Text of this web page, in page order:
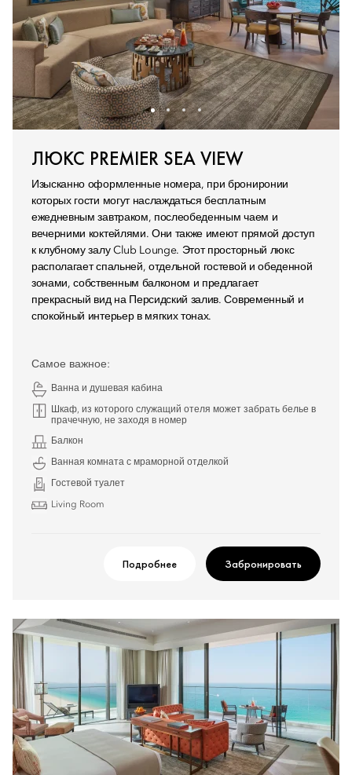
ЛЮКС PREMIER SEA VIEW
Изысканно оформленные номера, при брониронии
которых гости могут наслаждаться бесплатным
ежедневным завтраком, послеобеденным чаем и
вечерними коктейлями. Они также имеют прямой доступ
к клубному залу Club Lounge. Этот просторный люкс
располагает спальней, отдельной гостевой и обеденной
зонами, собственным балконом и предлагает
прекрасный вид на Персидский залив. Современный и
спокойный интерьер в мягких тонах.
Самое важное:
Ванна и душевая кабина
Шкаф, из которого служащий отеля может забрать белье в
прачечную, не заходя в номер
Балкон
Ванная комната с мраморной отделкой
Гостевой туалет
Living Room
Подробнее Забронировать